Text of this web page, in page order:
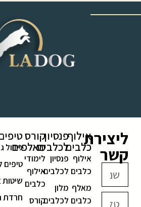
ליצירת
קשר
אילוף
כלבים
אילוף
כלבים
מאלף
כלבים
פנסיון
לכלבים
פנסיון
לכלבים
מלון
לכלבים
קורס
מאלפים
לימודי
אילוף
כלבים
קורס
גידול
טיפים
שיטות
חרדת